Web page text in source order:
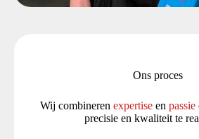
Ons proces
Wij combineren expertise en passie
precisie en kwaliteit te